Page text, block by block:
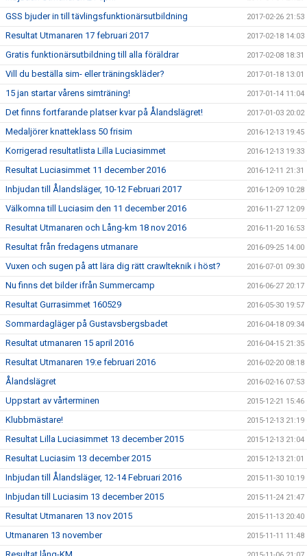
GSS bjuder in till tävlingsfunktionärsutbildning 2017-02-26 21:53
Resultat Utmanaren 17 februari 2017 2017-02-18 14:03
Gratis funktionärsutbildning till alla föräldrar 2017-02-08 18:31
Vill du beställa sim- eller träningskläder? 2017-01-18 13:01
15 jan startar vårens simträning! 2017-01-14 11:04
Det finns fortfarande platser kvar på Ålandslägret! 2017-01-03 20:02
Medaljörer knatteklass 50 frisim 2016-12-13 19:45
Korrigerad resultatlista Lilla Luciasimmet 2016-12-13 19:33
Resultat Luciasimmet 11 december 2016 2016-12-11 21:31
Inbjudan till Ålandsläger, 10-12 Februari 2017 2016-12-09 10:28
Välkomna till Luciasim den 11 december 2016 2016-11-27 12:09
Resultat Utmanaren och Lång-km 18 nov 2016 2016-11-20 16:53
Resultat från fredagens utmanare 2016-09-25 14:00
Vuxen och sugen på att lära dig rätt crawlteknik i höst? 2016-07-01 09:30
Nu finns det bilder ifrån Summercamp 2016-06-27 20:17
Resultat Gurrasimmet 160529 2016-05-30 19:57
Sommardagläger på Gustavsbergsbadet 2016-04-18 09:34
Resultat utmanaren 15 april 2016 2016-04-15 21:35
Resultat Utmanaren 19:e februari 2016 2016-02-20 08:18
Ålandslägret 2016-02-16 07:53
Uppstart av vårterminen 2015-12-21 15:46
Klubbmästare! 2015-12-13 21:19
Resultat Lilla Luciasimmet 13 december 2015 2015-12-13 21:04
Resultat Luciasim 13 december 2015 2015-12-13 21:01
Inbjudan till Ålandsläger, 12-14 Februari 2016 2015-11-30 10:19
Inbjudan till Luciasim 13 december 2015 2015-11-24 21:47
Resultat Utmanaren 13 nov 2015 2015-11-13 20:40
Utmanaren 13 november 2015-11-11 11:48